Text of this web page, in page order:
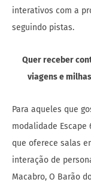
interativos com a
seguindo pistas.
Quer receber
viagens e
Para aqueles que
modalidade Escape
que oferece salas
interação de
Macabro, O Barão